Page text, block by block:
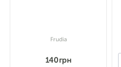
Frudia
140 грн